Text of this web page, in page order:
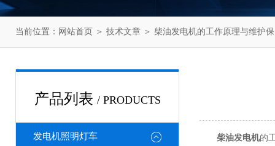
当前位置： 网站首页 ＞ 技术文章 ＞ 柴油发电机的工作原理与维护
产品列表 / PRODUCTS
发电机照明灯车 柴油发电机的